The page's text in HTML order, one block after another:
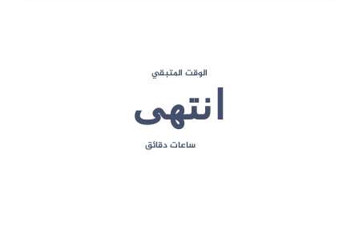
انتهى
الوقت المتبقي
ساعاتدقائق